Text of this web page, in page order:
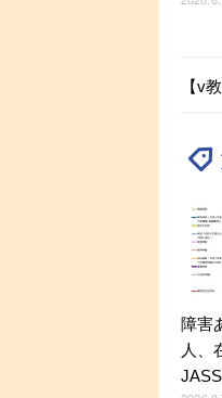
【v
障害
人、